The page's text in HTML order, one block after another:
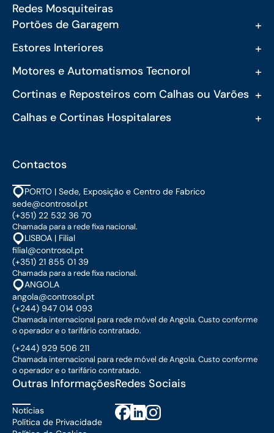
Redes Mosquiteiras
Portões de Garagem
+
Estores Interiores +
Motores e Automatismos Tecnorol +
Cortinas e Reposteiros com Calhas ou Varões +
Calhas e Cortinas Hospitalares +
Contactos
PORTO | Sede, Exposição e Centro de Fabrico
sede@controsol.pt
(+351) 22 532 36 70
Chamada para a rede fixa nacional.
LISBOA | Filial
filial@controsol.pt
(+351) 21 855 01 39
Chamada para a rede fixa nacional.
ANGOLA
angola@controsol.pt
(+244) 947 014 093
Chamada internacional para rede móvel de Angola. Custo conforme
o operador e o tarifário contratado.
(+244) 929 506 211
Chamada internacional para rede móvel de Angola. Custo conforme
o operador e o tarifário contratado.
Outras Informações
Notícias
Política de Privacidade
Redes Sociais